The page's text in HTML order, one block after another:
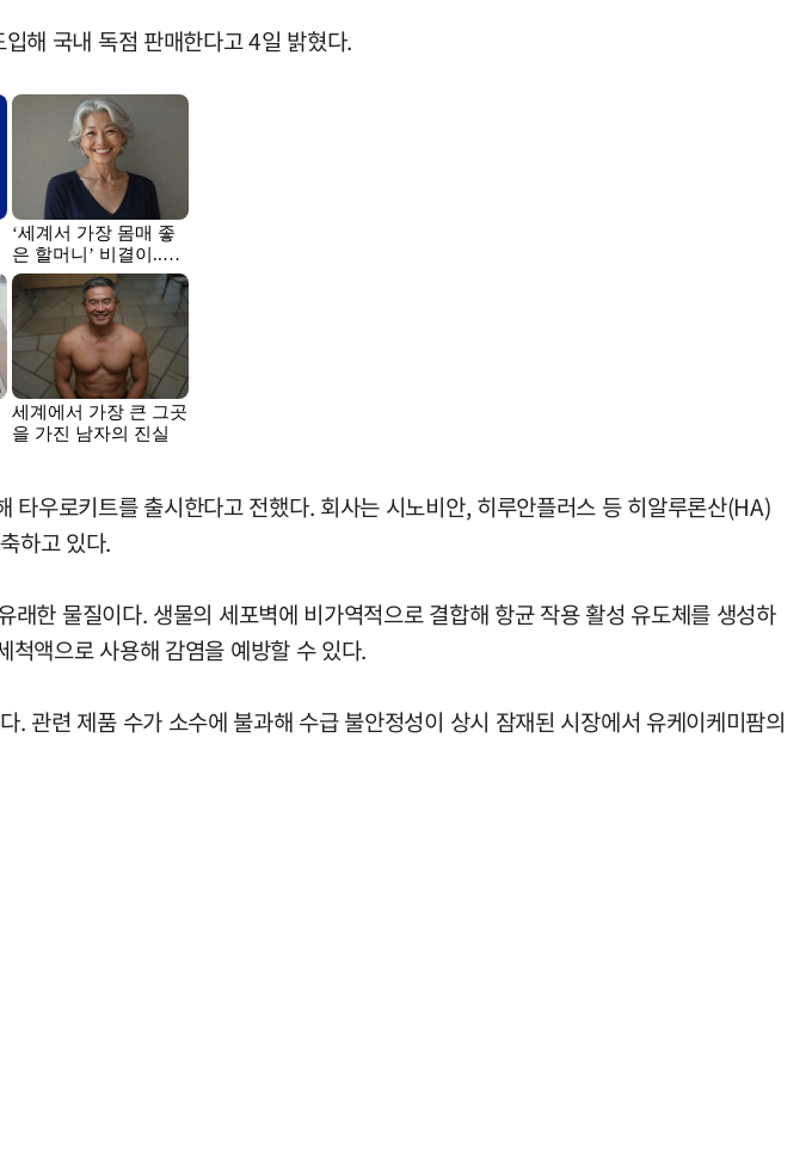
해 국내 독점 판매한다고 4일 밝혔다.
우로키트를 출시한다고 전했다. 회사는 시노비안, 히루안플러스 등 히알루론산(HA)
하고 있다.
한 물질이다. 생물의 세포벽에 비가역적으로 결합해 항균 작용 활성 유도체를 생성하
액으로 사용해 감염을 예방할 수 있다.
관련 제품 수가 소수에 불과해 수급 불안정성이 상시 잠재된 시장에서 유케이케미팜의